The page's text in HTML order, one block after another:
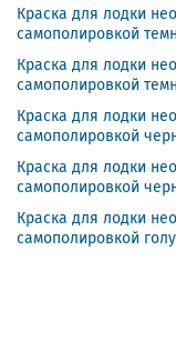
Краска для лодки
самополировкой
Краска для лодки
самополировкой
Краска для лодки
самополировкой
Краска для лодки
самополировкой
Краска для лодки
самополировкой